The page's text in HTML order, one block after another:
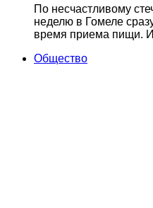
По несчастливому
неделю в Гомеле
время приема пищи.
Общество